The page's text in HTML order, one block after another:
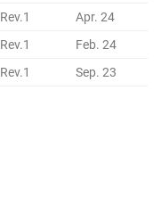
Rev.1
Apr. 24
Rev.1
Feb. 24
Rev.1 Sep. 23